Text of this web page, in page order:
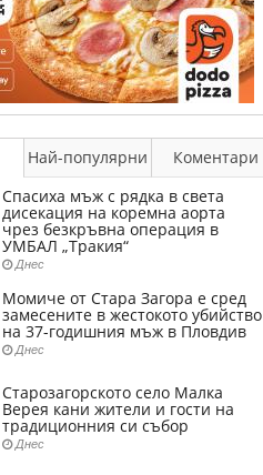
Най-популярни
Коментари
Спасиха мъж с рядка в света
дисекация на коремна аорта
чрез безкръвна операция в
УМБАЛ „Тракия“
Днес
Момиче от Стара Загора е сред
замесените в жестокото убийство
на 37-годишния мъж в Пловдив
Днес
Старозагорското село Малка
Верея кани жители и гости на
традиционния си събор
Днес